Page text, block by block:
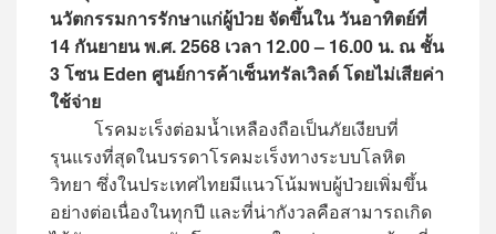
นวัตกรรมการรักษาแก่ผู้ป่วย จัดขึ้นใน วันอาทิตย์ที่
14 กันยายน พ.ศ. 2568 เวลา 12.00 – 16.00 น. ณ ชั้น
3 โซน Eden ศูนย์การค้าเซ็นทรัลเวิลด์ โดยไม่เสียค่า
ใช้จ่าย
โรคมะเร็งต่อมน้ำเหลืองถือเป็นภัยเงียบที่
รุนแรงที่สุดในบรรดาโรคมะเร็งทางระบบโลหิต
วิทยา ซึ่งในประเทศไทยมีแนวโน้มพบผู้ป่วยเพิ่มขึ้น
อย่างต่อเนื่องในทุกปี และที่น่ากังวลคือสามารถเกิด